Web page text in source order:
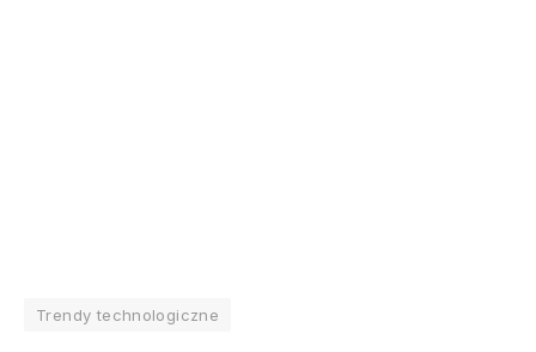
Trendy technologiczne